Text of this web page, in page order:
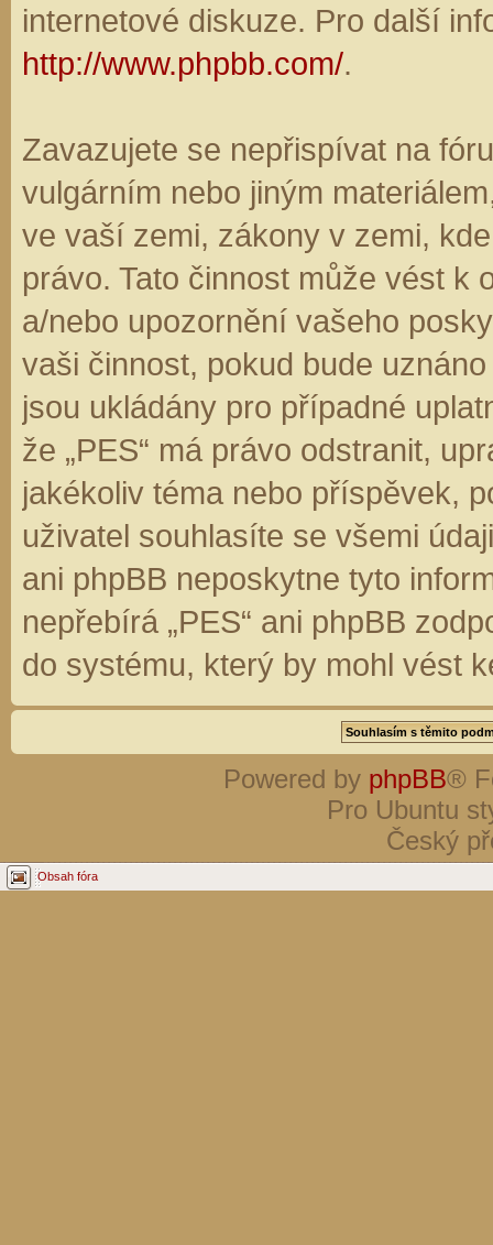
internetové diskuze. Pro další
http://www.phpbb.com/.
Zavazujete se nepřispívat na
vulgárním nebo jiným
ve vaší zemi, zákony v zemi,
právo. Tato činnost může vést k
a/nebo upozornění vašeho
vaši činnost, pokud bude
jsou ukládány pro případné
že „PES“ má právo odstranit,
jakékoliv téma nebo příspěvek,
uživatel souhlasíte se všemi
ani phpBB neposkytne tyto
nepřebírá „PES“ ani phpBB
do systému, který by mohl vést
Powered by phpBB®
Pro Ubuntu
Český
Obsah fóra